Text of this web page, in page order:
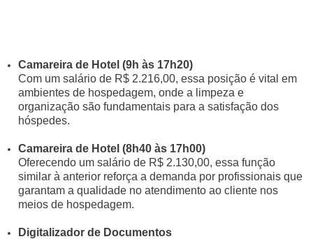
Camareira de Hotel (9h às 17h20)
Com um salário de R$ 2.216,00, essa posição é vital em
ambientes de hospedagem, onde a limpeza e
organização são fundamentais para a satisfação dos
hóspedes.
Camareira de Hotel (8h40 às 17h00)
Oferecendo um salário de R$ 2.130,00, essa função
similar à anterior reforça a demanda por profissionais que
garantam a qualidade no atendimento ao cliente nos
meios de hospedagem.
Digitalizador de Documentos